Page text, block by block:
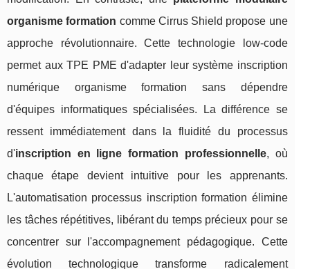
organisme formation comme Cirrus Shield propose une
approche révolutionnaire. Cette technologie low-code
permet aux TPE PME d'adapter leur système inscription
numérique organisme formation sans dépendre
d'équipes informatiques spécialisées. La différence se
ressent immédiatement dans la fluidité du processus
d'inscription en ligne formation professionnelle, où
chaque étape devient intuitive pour les apprenants.
L'automatisation processus inscription formation élimine
les tâches répétitives, libérant du temps précieux pour se
concentrer sur l'accompagnement pédagogique. Cette
évolution technologique transforme radicalement